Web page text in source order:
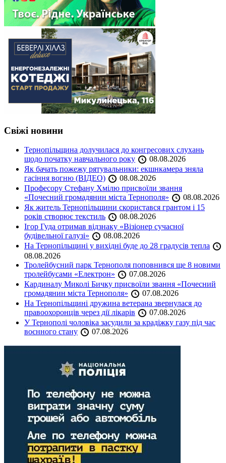
Свіжі новини
Тернопільщина долучилася до конгресових слухань
щодо початку навчального року
08.08.2026
Як бачать пожежу рятувальники: екшнкамера зняла
гасіння вогню (ВІДЕО)
08.08.2026
Професору Стефану Хмілю присвоїли звання
«Почесний громадянин міста Тернополя»
08.08.2026
Як житель Тернопільщини скористався грантом і 15
років створює текстиль
08.08.2026
Ігор Гуда отримав відзнаку «Візіонер сучасної
будівельної галузі»
08.08.2026
На Тернопільщині у вихідні буде до 28 градусів тепла
08.08.2026
Тролейбусний парк Тернополя поповнився ще 8 новими
тролейбусами «Електрон»
07.08.2026
Кардиналу Миколі Бичку присвоїли звання «Почесний
громадянин міста Тернополя»
07.08.2026
На Тернопільщині дружина ветерана звернулася до
правоохоронців через дії лікарів
07.08.2026
У Тернополі чоловіка засудили за крадіжку газу під час
воєнного стану
07.08.2026